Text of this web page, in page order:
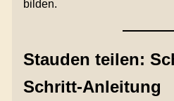
bilden.
Stauden teilen:
Schritt-Anleitung